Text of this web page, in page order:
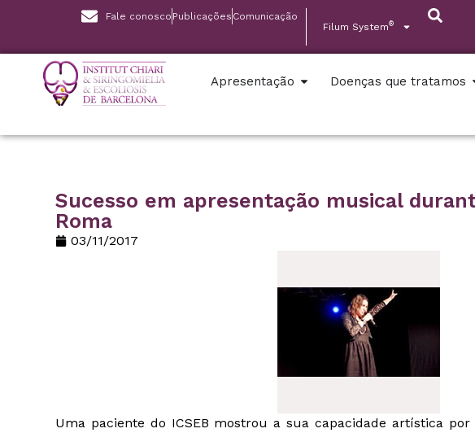
Fale conosco Publicações Comunicação
Filum System®
Apresentação Doenças que tratamos
Sucesso em apresentação musical
Roma
03/11/2017
Uma paciente do ICSEB mostrou a sua capacidade artística